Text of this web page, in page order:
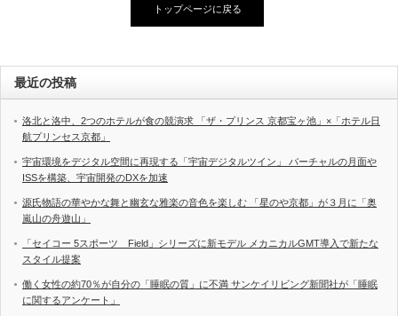
トップページに戻る
最近の投稿
洛北と洛中、2つのホテルが食の競演求 「ザ・プリンス 京都宝ヶ池」×「ホテル日
航プリンセス京都」
宇宙環境をデジタル空間に再現する「宇宙デジタルツイン」 バーチャルの月面や
ISSを構築、宇宙開発のDXを加速
源氏物語の華やかな舞と幽玄な雅楽の音色を楽しむ 「星のや京都」が３月に「奥
嵐山の舟遊山」
「セイコー 5スポーツ Field」シリーズに新モデル メカニカルGMT導入で新たな
スタイル提案
働く女性の約70％が自分の「睡眠の質」に不満 サンケイリビング新聞社が「睡眠
に関するアンケート」